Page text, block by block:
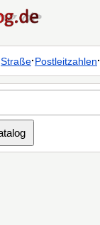
Straße·Postleitzahlen·